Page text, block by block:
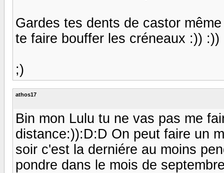
Gardes tes dents de castor
te faire bouffer les créneaux :)) :))
;)
athos17
Bin mon Lulu tu ne vas pas me
distance:)):D:D On peut faire un
soir c'est la derniére au moins
pondre dans le mois de